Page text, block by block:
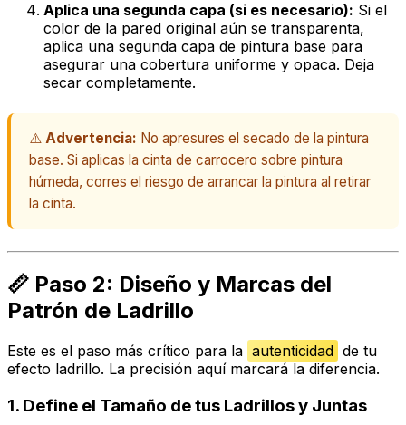
Aplica una segunda capa (si es necesario): Si el
color de la pared original aún se transparenta,
aplica una segunda capa de pintura base para
asegurar una cobertura uniforme y opaca. Deja
secar completamente.
⚠️ Advertencia: No apresures el secado de la pintura
base. Si aplicas la cinta de carrocero sobre pintura
húmeda, corres el riesgo de arrancar la pintura al retirar
la cinta.
📏 Paso 2: Diseño y Marcas del
Patrón de Ladrillo
Este es el paso más crítico para la autenticidad de tu
efecto ladrillo. La precisión aquí marcará la diferencia.
1. Define el Tamaño de tus Ladrillos y Juntas